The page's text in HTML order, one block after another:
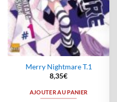
Merry Nightmare T.1
8,35€
AJOUTER AU PANIER